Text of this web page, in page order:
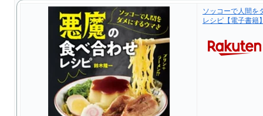
ソッコーで人間を
レシピ【電子書籍